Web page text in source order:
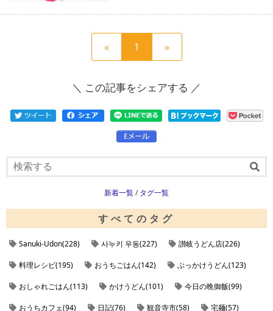
«前
の
ー
へ
1
在
ペ
ジ
»次
の
ー
へ
＼ この記事をシェアする ／
新着一覧/タグ一覧
すべてのタグ
Sanuki-Udon(228) 사누키 우동(227) 讃岐うどん店(226)
料理レシピ(195) おうちごはん(142) ぶっかけうどん(123)
おしゃれごはん(113) かけうどん(101) 今日の晩御飯(99)
おうちカフェ(94) 日記(76) 観音寺市(58) 宅麺(57)